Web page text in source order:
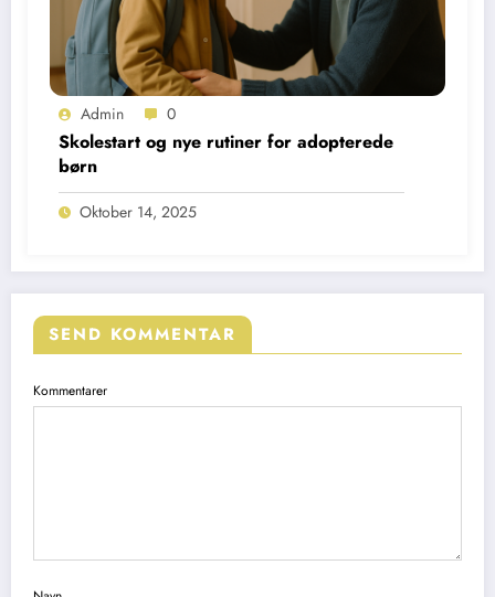
Admin 0
Skolestart og nye rutiner for adopterede
børn
Oktober 14, 2025
SEND KOMMENTAR
Kommentarer